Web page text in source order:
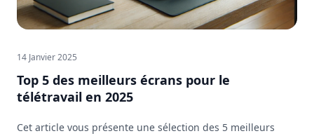
14 Janvier 2025
Top 5 des meilleurs écrans pour le
télétravail en 2025
Cet article vous présente une sélection des 5 meilleurs